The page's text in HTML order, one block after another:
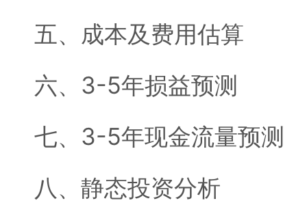
五、成本及费用估算
六、3-5年损益预测
七、3-5年现金流量预测
八、静态投资分析